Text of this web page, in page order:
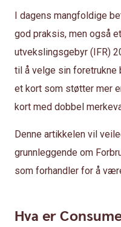
I dagens mangfoldige
god praksis, men også
utvekslingsgebyr (IFR)
til å velge sin foretrukne
et kort som støtter mer
kort med dobbel
Denne artikkelen vil
grunnleggende om
som forhandler for å
Hva er